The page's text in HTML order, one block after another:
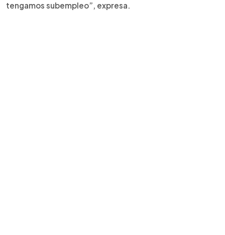
tengamos subempleo”, expresa.